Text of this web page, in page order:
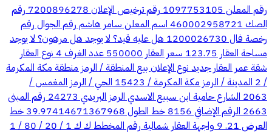
رقم المعلن 1097753105 رقم ترخيص الإعلان 7200896278 رقم
الصك 460002958721 اسم المعلن سامر هاشم رقم الجوال رقم
رخصة فال 1200026730 هل عليه قيد؟ لا يوجد هل مرهون؟ لا يوجد
مساحة العقار 123.75 سعر العقار 550000 عدد الغرف 4 نوع العقار
شقة عمر العقار جديد نوع الإعلان بيع المنطقة / الرمز منطقة مكة المكرمة
/ 2 المدينة / الرمز مكة المكرمة / 15423 الحي / الرمز المغمس /
2063 الشارع حامية ابن سبيع الاسدي الرمز البريدي 24273 رقم المبنى
2663 الرقم الإضافي 8156 خط الطول 39.97414671367968 خط
العرض 21. 9 واجهة العقار شمالية رقم المخطط ك ك 1 / 20 / 80 / 1